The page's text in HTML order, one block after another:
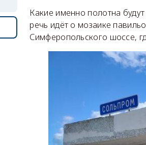
Какие именно полотна
речь идёт о мозаике
Симферопольского шоссе,